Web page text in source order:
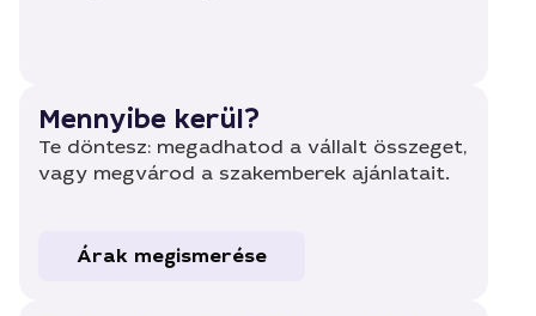
Mennyibe kerül?
Te döntesz: megadhatod a vállalt összeget,
vagy megvárod a szakemberek ajánlatait.
Árak megismerése